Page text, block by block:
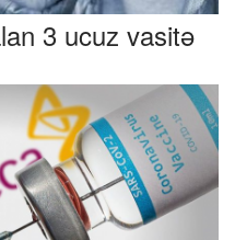
3 ucuz vasitə